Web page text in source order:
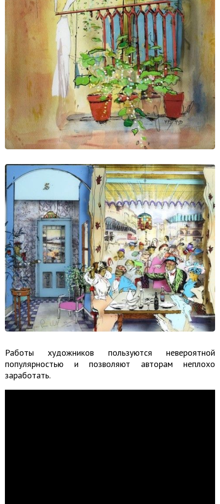
Работы художников пользуются невероятной
популярностью и позволяют авторам неплохо
заработать.